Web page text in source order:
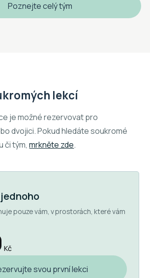
Poznejte celý tým
lekcí
je možné rezervovat pro
dvojici. Pokud hledáte soukromé
či tým,mrkněte zde.
pouze vám, v prostorách, které vám
Kč
svou první lekci